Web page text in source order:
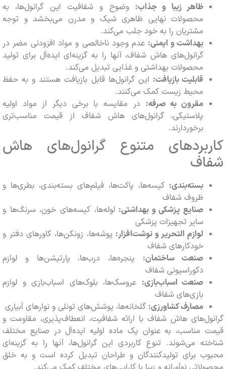
ظاهر زیبا و جذاب:وضوح و شفافیت این گرانول‌ها، به
محصولات نهایی ظاهری شیک و مدرن می‌بخشد و توجه
مشتریان را به خود جلب می‌کند.
بهداشت و ایمنی:عدم وجود ناخالصی و مواد افزودنی مضر در
گرانول‌های هاش شفاف، آنها را به گزینه‌ای ایده‌آل برای تولید
محصولات بهداشتی و غذایی تبدیل می‌کند.
قابلیت بازیافت:این گرانول‌ها قابل بازیافت هستند و به حفظ
محیط زیست کمک می‌کنند.
مقرون به صرفه:در مقایسه با برخی دیگر از مواد اولیه
پلاستیکی، گرانول‌های هاش شفاف از قیمت مناسب‌تری
برخوردارند.
متنوع گرانول‌های هاش
بسته‌بندی:کیسه‌ها، پاکت‌ها، فیلم‌های بسته‌بندی، بطری‌ها و
ظروف شفاف
صنایع پزشکی و بهداشتی:لوله‌ها، کیسه‌های خون، سرنگ‌ها و
سایر تجهیزات پزشکی
لوازم التحریر و نوشت‌افزار:پوشه‌ها، زونکن‌ها، کاورهای دفتر و
خودکارهای شفاف
صنعت ساختمان:پنجره‌ها، درب‌ها، پارتیشن‌ها و لوازم
دکوراسیونی شفاف
صنعت اسباب‌بازی:عروسک‌ها، بلوک‌های اسباب‌بازی و لوازم
بازی‌های شفاف
مصارف کشاورزی:گلخانه‌ها، پوشش‌های تونلی و نوارهای آبیاری
هاش شفاف با ارائه شفافیت، انعطاف‌پذیری، مقاومت و
مناسب، به عنوان یک ماده اولیه ایده‌آل در صنایع مختلف
می‌شوند. تنوع کاربردی این گرانول‌ها، آنها را به گزینه‌ای
برای تولیدکنندگان و طراحان تبدیل کرده است و به خلق